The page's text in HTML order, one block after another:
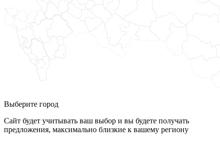
Выберите город
Сайт будет учитывать ваш выбор и вы будете получать
предложения, максимально близкие к вашему региону